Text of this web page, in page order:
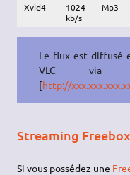
Xvid4
1024
kb/s
Mp3
Le flux est diffusé
VLC via
[http://
Streaming
Si vous possédez une